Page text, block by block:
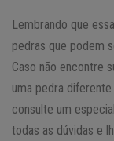
Lembrando que
pedras que podem
Caso não encontre
uma pedra
consulte um
todas as dúvidas e